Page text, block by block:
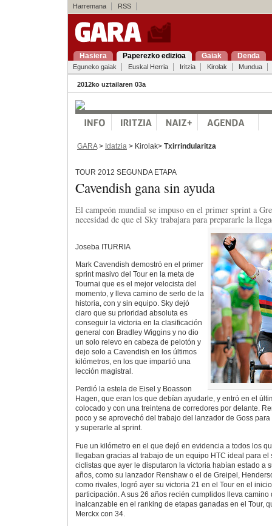
Harremana RSS
Hasiera Paperezko edizioa Gaiak Denda
Eguneko gaiak Euskal Herria Iritzia Kirolak Mundua
2012ko uztailaren 03a
GARA> Idatzia > Kirolak> Txirrindularitza
TOUR 2012 SEGUNDA ETAPA
Cavendish gana sin ayuda
El campeón mundial se impuso en el primer sprint a
necesidad de que el Sky trabajara para prepararle la
Joseba ITURRIA
Mark Cavendish demostró en el primer
sprint masivo del Tour en la meta de
Tournai que es el mejor velocista del
momento, y lleva camino de serlo de la
historia, con y sin equipo. Sky dejó
claro que su prioridad absoluta es
conseguir la victoria en la clasificación
general con Bradley Wiggins y no dio
un solo relevo en cabeza de pelotón y
dejo solo a Cavendish en los últimos
kilómetros, en los que impartió una
lección magistral.
Perdió la estela de Eisel y Boasson
Hagen, que eran los que debían ayudarle, y entró en el
colocado y con una treintena de corredores por delante.
poco y se aprovechó del trabajo del lanzador de Goss
y superarle al sprint.
Fue un kilómetro en el que dejó en evidencia a todos los
llegaban gracias al trabajo de un equipo HTC ideal para el
ciclistas que ayer le disputaron la victoria habían estado a
años, como su lanzador Renshaw o el de Greipel,
como rivales, logró ayer su victoria 21 en el Tour en el
participación. A sus 26 años recién cumplidos lleva
inalcanzable en el ranking de etapas ganadas en el Tour,
Merckx con 34.